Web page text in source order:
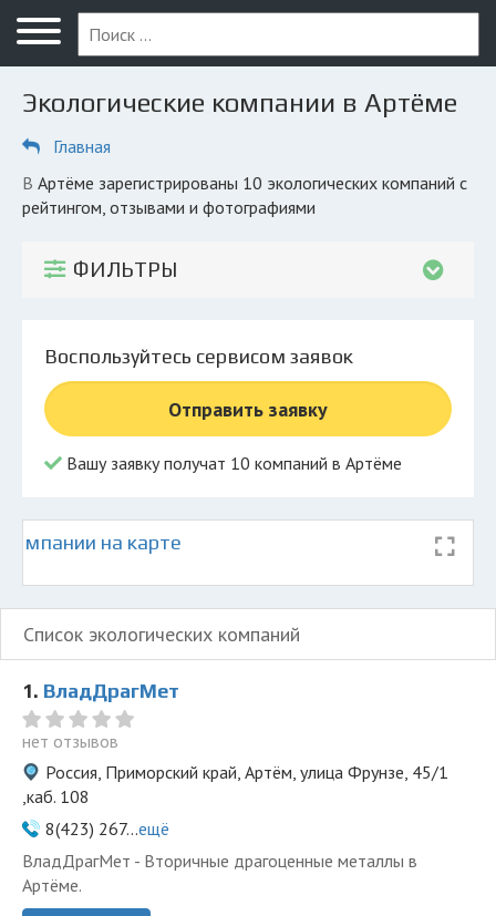
Меню
Главная
Вопрос юристу
ПОЛЬЗОВАТЕЛЯМ
Экоблог
Личный кабинет
© 2026 Все права защищены
Экологические компании в Артёме
Главная
в Артёме зарегистрированы 10 экологических компаний с
рейтингом, отзывами и фотографиями
ФИЛЬТРЫ
Воспользуйтесь сервисом заявок
Отправить заявку
Вашу заявку получат 10 компаний в Артёме
на карте
Список экологических компаний
1. ВладДрагМет
нет отзывов
Россия, Приморский край, Артём, улица Фрунзе, 45/1
,каб. 108
8(423) 267...ещё
ВладДрагМет - Вторичные драгоценные металлы в
Артёме.